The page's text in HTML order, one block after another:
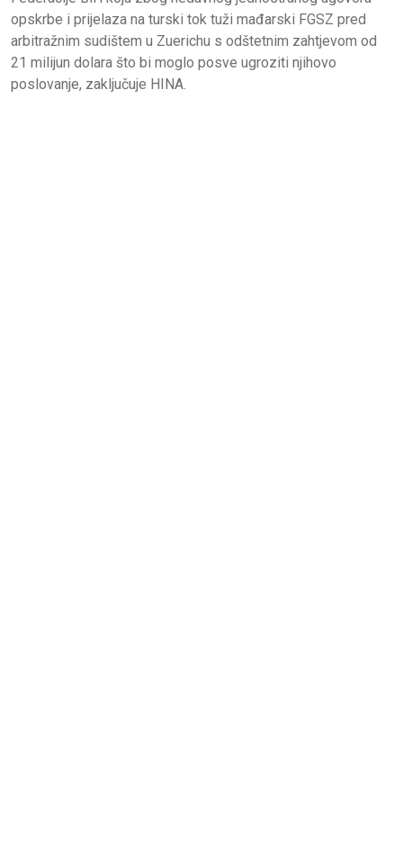
opskrbe i prijelaza na turski tok tuži mađarski FGSZ pred
arbitražnim sudištem u Zuerichu s odštetnim zahtjevom od
21 milijun dolara što bi moglo posve ugroziti njihovo
poslovanje, zaključuje HINA.